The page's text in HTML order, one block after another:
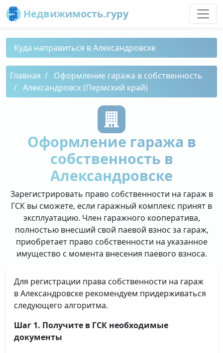
Недвижимость.гуру
Куда направиться в Александровске
Главная
Оформление гаража в собственность
Александровск (Пермский край)
Оформление гаража в
собственность в
Александровске
Зарегистрировать право собственности на гараж в
ГСК вы сможете, если гаражный комплекс принят в
эксплуатацию. Член гаражного кооператива,
полностью внесший свой паевой взнос за гараж,
приобретает право собственности на указанное
имущество с момента внесения паевого взноса.
Для регистрации права собственности на гараж
в Александровске рекомендуем придерживаться
следующего алгоритма.
Шаг 1. Получите в ГСК необходимые
документы